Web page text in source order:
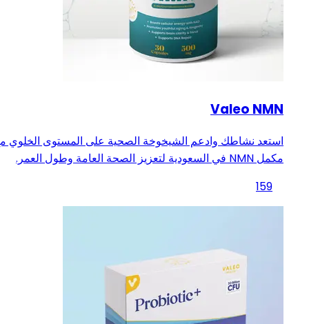
Valeo NMN
استعد نشاطك وادعم الشيخوخة الصحية على المستوى الخلوي
مكمل NMN في السعودية لتعزيز الصحة العامة وطول العمر.
159